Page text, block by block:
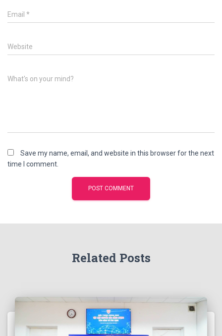
Email *
Website
What's on your mind?
Save my name, email, and website in this browser for the next
time I comment.
Related Posts